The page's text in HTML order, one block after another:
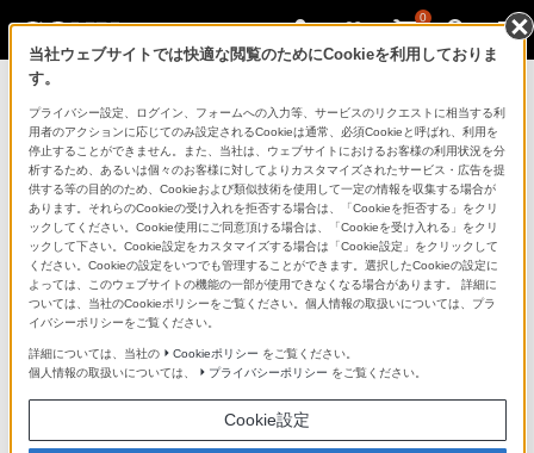
0
ソニーストアのご利用ガイド
ご利用ガイドでは、ソニーストアのご利用方法・サービ
スに関しまとめてご案内しております。
ご利用の前に
ソニーストア 店舗のご案内
ソニーショップ（ソニーストア取次店）のご案内
ソニーストアの特典・サービス
当社ウェブサイトでは快適な閲覧のためにCookieを利用しておりま
す。
プライバシー設定、ログイン、フォームへの入力等、サービスのリクエストに相当する利
用者のアクションに応じてのみ設定されるCookieは通常、必須Cookieと呼ばれ、利用を
停止することができません。また、当社は、ウェブサイトにおけるお客様の利用状況を分
析するため、あるいは個々のお客様に対してよりカスタマイズされたサービス・広告を提
供する等の目的のため、Cookieおよび類似技術を使用して一定の情報を収集する場合が
あります。それらのCookieの受け入れを拒否する場合は、「Cookieを拒否する」をクリ
ックしてください。Cookie使用にご同意頂ける場合は、「Cookieを受け入れる」をクリ
ックして下さい。Cookie設定をカスタマイズする場合は「Cookie設定」をクリックして
ください。Cookieの設定をいつでも管理することができます。選択したCookieの設定に
よっては、このウェブサイトの機能の一部が使用できなくなる場合があります。 詳細に
ついては、当社のCookieポリシーをご覧ください。個人情報の取扱いについては、プラ
イバシーポリシーをご覧ください。
詳細については、当社の Cookieポリシー をご覧ください。
個人情報の取扱いについては、
プライバシーポリシー をご覧ください。
Cookie設定